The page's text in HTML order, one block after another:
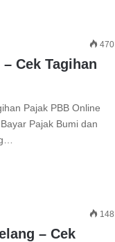
470
Cek Tagihan
Pajak PBB Online
Pajak Bumi dan
148
– Cek